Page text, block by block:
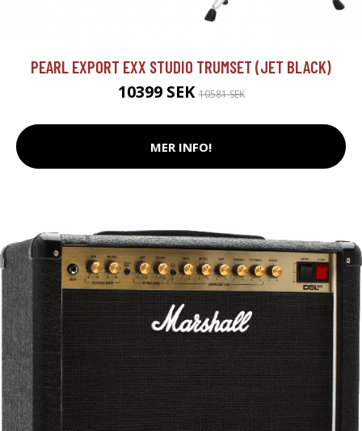
PEARL EXPORT EXX STUDIO TRUMSET (JET BLACK)
10399 SEK10581 SEK
MER INFO!